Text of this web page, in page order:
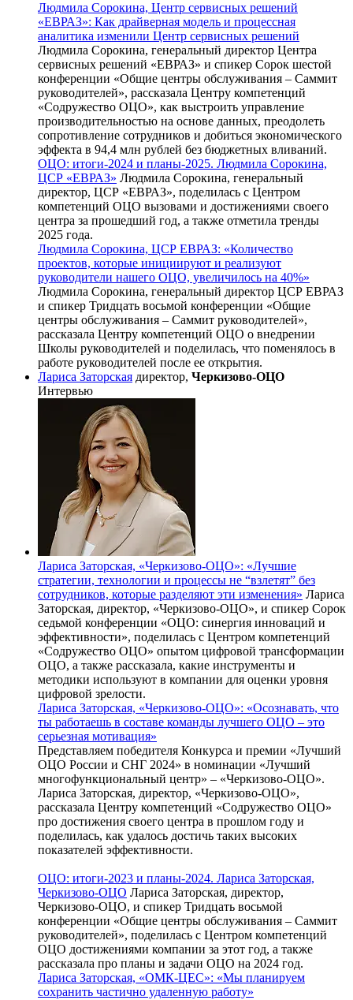
Людмила Сорокина, Центр сервисных решений
«ЕВРАЗ»: Как драйверная модель и процессная
аналитика изменили Центр сервисных решений
Людмила Сорокина, генеральный директор Центра
сервисных решений «ЕВРАЗ» и спикер Сорок шестой
конференции «Общие центры обслуживания – Саммит
руководителей», рассказала Центру компетенций
«Содружество ОЦО», как выстроить управление
производительностью на основе данных, преодолеть
сопротивление сотрудников и добиться экономического
эффекта в 94,4 млн рублей без бюджетных вливаний.
ОЦО: итоги-2024 и планы-2025. Людмила Сорокина,
ЦСР «ЕВРАЗ» Людмила Сорокина, генеральный
директор, ЦСР «ЕВРАЗ», поделилась с Центром
компетенций ОЦО вызовами и достижениями своего
центра за прошедший год, а также отметила тренды
2025 года.
Людмила Сорокина, ЦСР ЕВРАЗ: «Количество
проектов, которые инициируют и реализуют
руководители нашего ОЦО, увеличилось на 40%»
Людмила Сорокина, генеральный директор ЦСР ЕВРАЗ
и спикер Тридцать восьмой конференции «Общие
центры обслуживания – Саммит руководителей»,
рассказала Центру компетенций ОЦО о внедрении
Школы руководителей и поделилась, что поменялось в
работе руководителей после ее открытия.
Лариса Заторская директор, Черкизово-ОЦО
Интервью
Лариса Заторская, «Черкизово-ОЦО»: «Лучшие
стратегии, технологии и процессы не “взлетят” без
сотрудников, которые разделяют эти изменения» Лариса
Заторская, директор, «Черкизово-ОЦО», и спикер Сорок
седьмой конференции «ОЦО: синергия инноваций и
эффективности», поделилась с Центром компетенций
«Содружество ОЦО» опытом цифровой трансформации
ОЦО, а также рассказала, какие инструменты и
методики используют в компании для оценки уровня
цифровой зрелости.
Лариса Заторская, «Черкизово-ОЦО»: «Осознавать, что
ты работаешь в составе команды лучшего ОЦО – это
серьезная мотивация»
Представляем победителя Конкурса и премии «Лучший
ОЦО России и СНГ 2024» в номинации «Лучший
многофункциональный центр» – «Черкизово-ОЦО».
Лариса Заторская, директор, «Черкизово-ОЦО»,
рассказала Центру компетенций «Содружество ОЦО»
про достижения своего центра в прошлом году и
поделилась, как удалось достичь таких высоких
показателей эффективности.
ОЦО: итоги-2023 и планы-2024. Лариса Заторская,
Черкизово-ОЦО Лариса Заторская, директор,
Черкизово-ОЦО, и спикер Тридцать восьмой
конференции «Общие центры обслуживания – Саммит
руководителей», поделилась с Центром компетенций
ОЦО достижениями компании за этот год, а также
рассказала про планы и задачи ОЦО на 2024 год.
Лариса Заторская, «ОМК-ЦЕС»: «Мы планируем
сохранить частично удаленную работу»